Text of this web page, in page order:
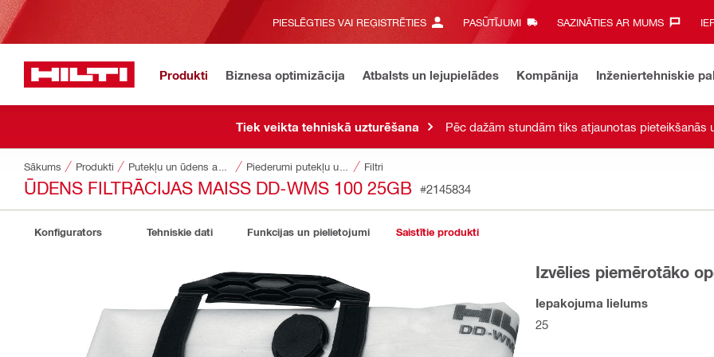
PIESLĒGTIES VAI REĢISTRĒTIES PASŪTĪJUMI SAZINĀTIES AR MUMS‎
Produkti Biznesa optimizācija Atbalsts un lejupielādes Kompānija Inženiertehniskie
Tiek veikta tehniskā uzturēšana Pēc dažām stundām tiks atjaunotas pieteikšanās
Sākums Produkti Filtri
ŪDENS FILTRĀCIJAS MAISS DD-WMS 100 25GB #2145834
Konfigurators Tehniskie dati Funkcijas un pielietojumi Saistītie produkti
Izvēlies piemērotāko
Iepakojuma lielums
25